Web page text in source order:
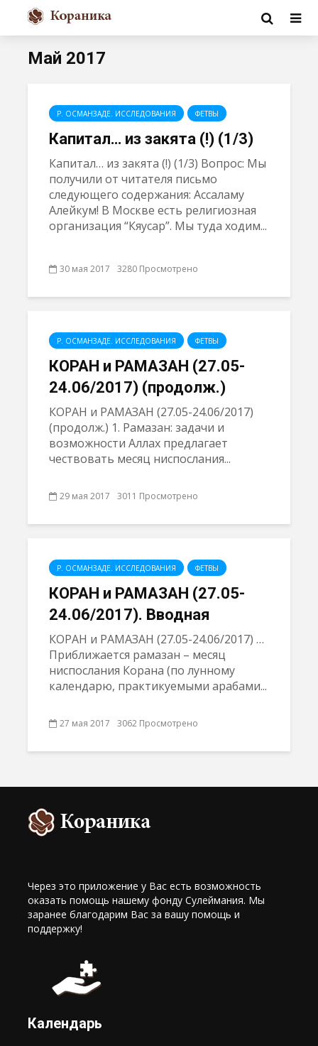
Май 2017
Р. ОСМАНЗАДЕ. ИССЛЕДОВАНИЯ ФЕТВЫ
Капитал… из закята (!) (1/3)
Капитал… из закята (!) (1/3) Вопрос: Мы
получили от читателя письмо
следующего содержания: Ассаламу
Алейкум! В Москве есть религиозная
организация “Кяусар”. Мы туда ходим...
30 мая 2017 3280 Просмотрено
Р. ОСМАНЗАДЕ. ИССЛЕДОВАНИЯ ФЕТВЫ
КОРАН и РАМАЗАН (27.05-
24.06/2017) (продолж.)
КОРАН и РАМАЗАН (27.05-24.06/2017)
(продолж.) 1. Рамазан: задачи и
возможности Аллах предлагает
чествовать месяц ниспослания...
29 мая 2017 3011 Просмотрено
Р. ОСМАНЗАДЕ. ИССЛЕДОВАНИЯ ФЕТВЫ
КОРАН и РАМАЗАН (27.05-
24.06/2017). Вводная
КОРАН и РАМАЗАН (27.05-24.06/2017) …
Приближается рамазан – месяц
ниспослания Корана (по лунному
календарю, практикуемыми арабами...
27 мая 2017 3062 Просмотрено
Через это приложение у Вас есть возможность
оказать помощь нашему фонду Сулеймания. Мы
заранее благодарим Вас за вашу помощь и
поддержку!
Календарь